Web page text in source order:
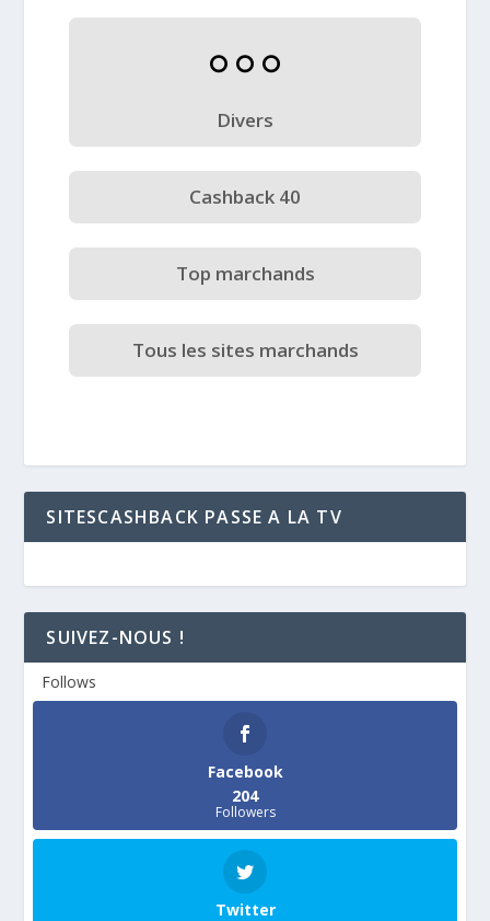
Divers
Cashback 40
Top marchands
Tous les sites marchands
SITESCASHBACK PASSE A LA TV
SUIVEZ-NOUS !
Follows
Facebook
204
Followers
Twitter